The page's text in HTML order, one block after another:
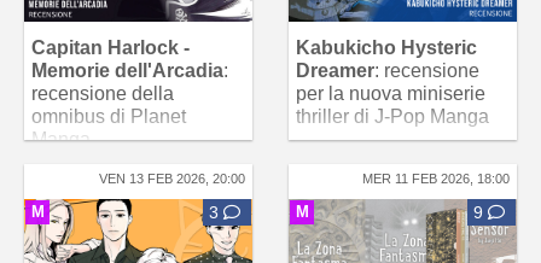
Capitan Harlock -
Memorie dell'Arcadia:
recensione della
omnibus di Planet
Manga
Kabukicho Hysteric
Dreamer: recensione
per la nuova miniserie
thriller di J-Pop Manga
VEN 13 FEB 2026, 20:00
M 3
MER 11 FEB 2026, 18:00
M 9